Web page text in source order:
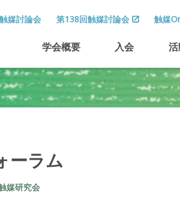
触媒討論会 第138回触媒討論会 触媒
学会概要 入会
ーラム
媒研究会